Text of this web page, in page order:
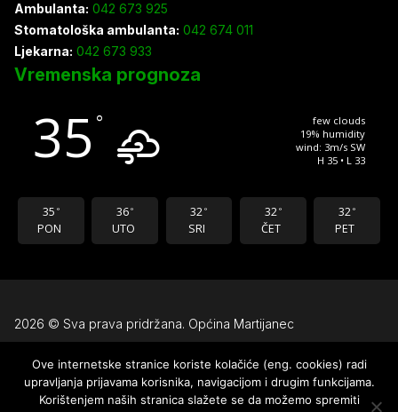
Ambulanta: 042 673 925
Stomatološka ambulanta: 042 674 011
Ljekarna: 042 673 933
Vremenska prognoza
35 °
few clouds
19% humidity
wind: 3m/s SW
H 35 • L 33
35 °
PON
36 °
UTO
32 °
SRI
32 °
ČET
32 °
PET
2026 © Sva prava pridržana. Općina Martijanec
Uvjeti korištenja
Pravila privatnosti
Ove internetske stranice koriste kolačiće (eng. cookies) radi
upravljanja prijavama korisnika, navigacijom i drugim funkcijama.
Korištenjem naših stranica slažete se da možemo spremiti